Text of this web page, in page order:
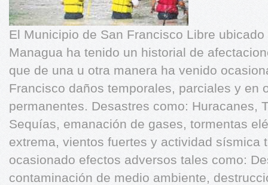
El Municipio de San Francisco Libre
Managua ha tenido un historial de
que de una u otra manera ha venido
Francisco daños temporales, parciales y en
permanentes. Desastres como: Huracanes,
Sequías, emanación de gases, tormentas
extrema, vientos fuertes y actividad sísmica
ocasionado efectos adversos tales como:
contaminación de medio ambiente,